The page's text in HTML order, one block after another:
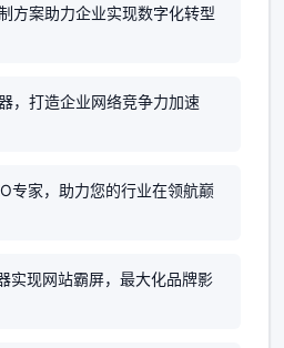
方案助力企业实现数字化转型
，打造企业网络竞争力加速
专家，助力您的行业在领航巅
实现网站霸屏，最大化品牌影